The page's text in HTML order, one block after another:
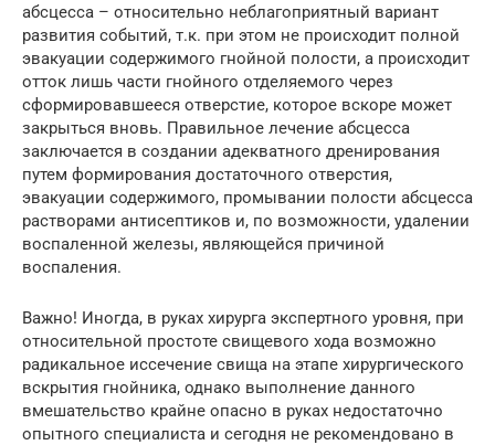
абсцесса – относительно неблагоприятный вариант
развития событий, т.к. при этом не происходит полной
эвакуации содержимого гнойной полости, а происходит
отток лишь части гнойного отделяемого через
сформировавшееся отверстие, которое вскоре может
закрыться вновь. Правильное лечение абсцесса
заключается в создании адекватного дренирования
путем формирования достаточного отверстия,
эвакуации содержимого, промывании полости абсцесса
растворами антисептиков и, по возможности, удалении
воспаленной железы, являющейся причиной
воспаления.
Важно! Иногда, в руках хирурга экспертного уровня, при
относительной простоте свищевого хода возможно
радикальное иссечение свища на этапе хирургического
вскрытия гнойника, однако выполнение данного
вмешательство крайне опасно в руках недостаточно
опытного специалиста и сегодня не рекомендовано в